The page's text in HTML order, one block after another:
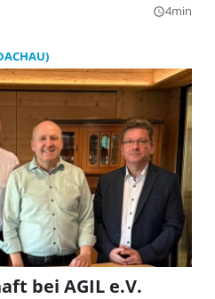
query_builder4min
bei AGIL e.V.